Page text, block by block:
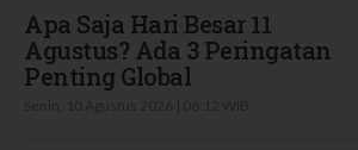
Apa Saja Hari Besar 11
Agustus? Ada 3 Peringatan
Penting Global